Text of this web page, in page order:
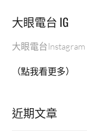
大眼電台 IG
大眼電台Instagram
（點我看更多）
近期文章